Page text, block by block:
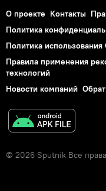
О проекте Контакты
Политика
Политика использования
Правила применения
технологий
Новости компаний
© 2026 Sputnik Все